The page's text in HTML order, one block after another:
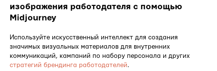
изображения работодателя с помощью
Midjourney
Используйте искусственный интеллект для создания
значимых визуальных материалов для внутренних
коммуникаций, кампаний по набору персонала и других
стратегий брендинга работодателей.